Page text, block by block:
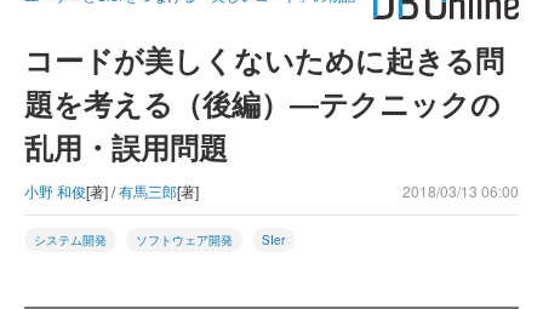
コードが美しくないために起きる問
題を考える（後編）―テクニックの
乱用・誤用問題
小野 和俊[著] /有馬三郎[著] 2018/03/13 06:00
システム開発 ソフトウェア開発 SIer